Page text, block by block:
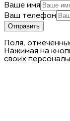
Ваше имя
Ваш телефон
Отправить
Поля,
Нажимая на
своих